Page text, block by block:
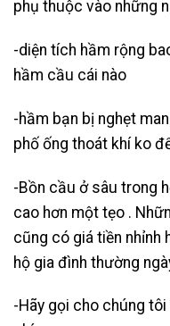
phụ thuộc vào những
-diện tích hầm rộng
hầm cầu cái nào
-hầm bạn bị nghẹt
phố ống thoát khí ko
-Bồn cầu ở sâu trong
cao hơn một tẹo .
cũng có giá tiền nhỉnh
hộ gia đình thường
-Hãy gọi cho chúng